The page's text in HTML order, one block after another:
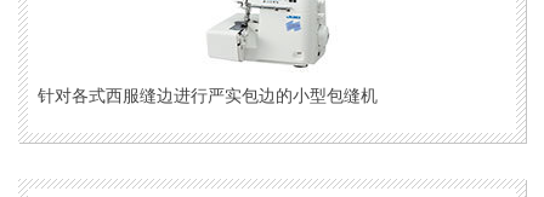
针对各式西服缝边进行严实包边的小型包缝机